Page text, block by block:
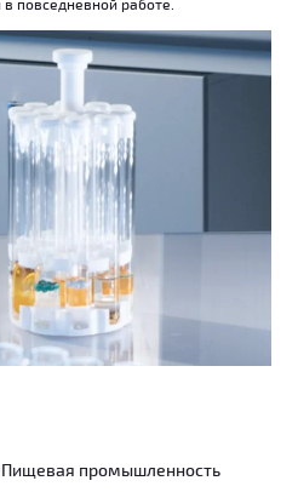
повседневной работе.
промышленность